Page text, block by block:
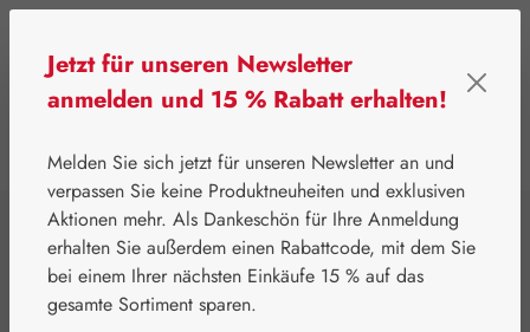
Leitner Lifecare Aromatherapie Embamed®
Salbeiöl
Jetzt für unseren Newsletter
anmelden und 15 % Rabatt erhalten!
Melden Sie sich jetzt für unseren Newsletter an und
verpassen Sie keine Produktneuheiten und exklusiven
Aktionen mehr. Als Dankeschön für Ihre Anmeldung
erhalten Sie außerdem einen Rabattcode, mit dem Sie
bei einem Ihrer nächsten Einkäufe 15 % auf das
gesamte Sortiment sparen.